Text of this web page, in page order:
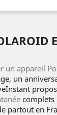
un appareil
un
complets
partout en